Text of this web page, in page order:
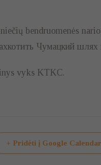
bendruomenės
Чумацкий шлях
vyks KTKC.
+ Pridėti į Google Calendar